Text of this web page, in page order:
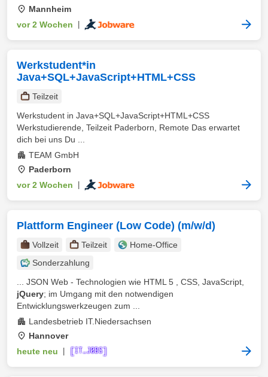
Mannheim
vor 2 Wochen
Werkstudent*in
Java+SQL+JavaScript+HTML+CSS
Teilzeit
Werkstudent in Java+SQL+JavaScript+HTML+CSS
Werkstudierende, Teilzeit Paderborn, Remote Das erwartet
dich bei uns Du ...
TEAM GmbH
Paderborn
vor 2 Wochen
Plattform Engineer (Low Code) (m/w/d)
Vollzeit Teilzeit
Home-Office
Sonderzahlung
... JSON Web - Technologien wie HTML 5 , CSS, JavaScript,
jQuery; im Umgang mit den notwendigen
Entwicklungswerkzeugen zum ...
Landesbetrieb IT.Niedersachsen
Hannover
heute neu